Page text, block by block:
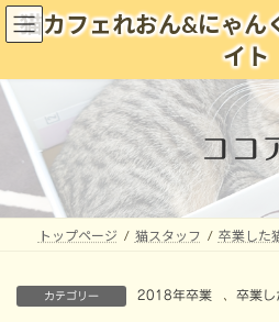
コ
ン
ン
ツ
へ
ッ
プ
ナ
ビ
ー
シ
ョ
移
動
猫カフェれおん&にゃん
イト
ココ
トップページ 猫スタッフ 卒業した
カテゴリー 2018年卒業 卒業し